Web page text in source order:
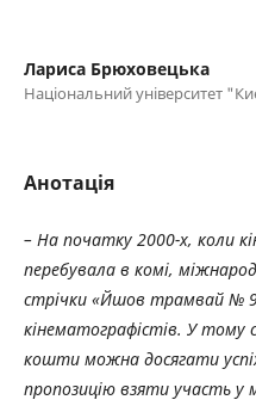
Лариса Брюховецька
Національний університет
Анотація
– На початку 2000-х, коли
перебувала в комі,
стрічки «Йшов трамвай №
кінематографістів. У тому
кошти можна досягати
пропозицію взяти участь у